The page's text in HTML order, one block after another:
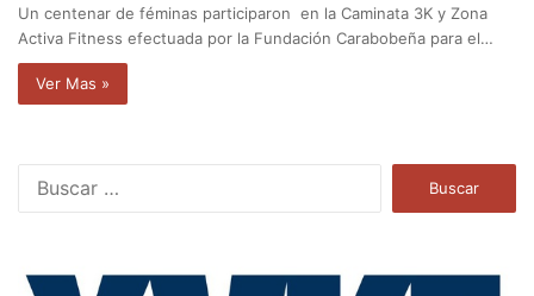
Un centenar de féminas participaron en la Caminata 3K y Zona
Activa Fitness efectuada por la Fundación Carabobeña para el…
Ver Mas »
a